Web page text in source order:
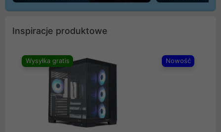
Inspiracje produktowe
Wysyłka gratis Nowość